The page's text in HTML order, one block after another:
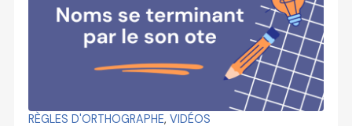
RÈGLES D'ORTHOGRAPHE, VIDÉOS